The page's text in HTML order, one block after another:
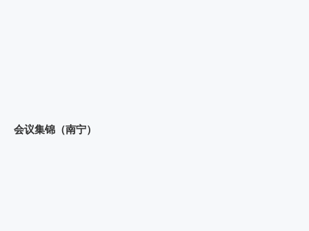
会议集锦（南宁）